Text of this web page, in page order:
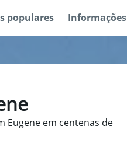
populares Informações
Eugene em centenas de